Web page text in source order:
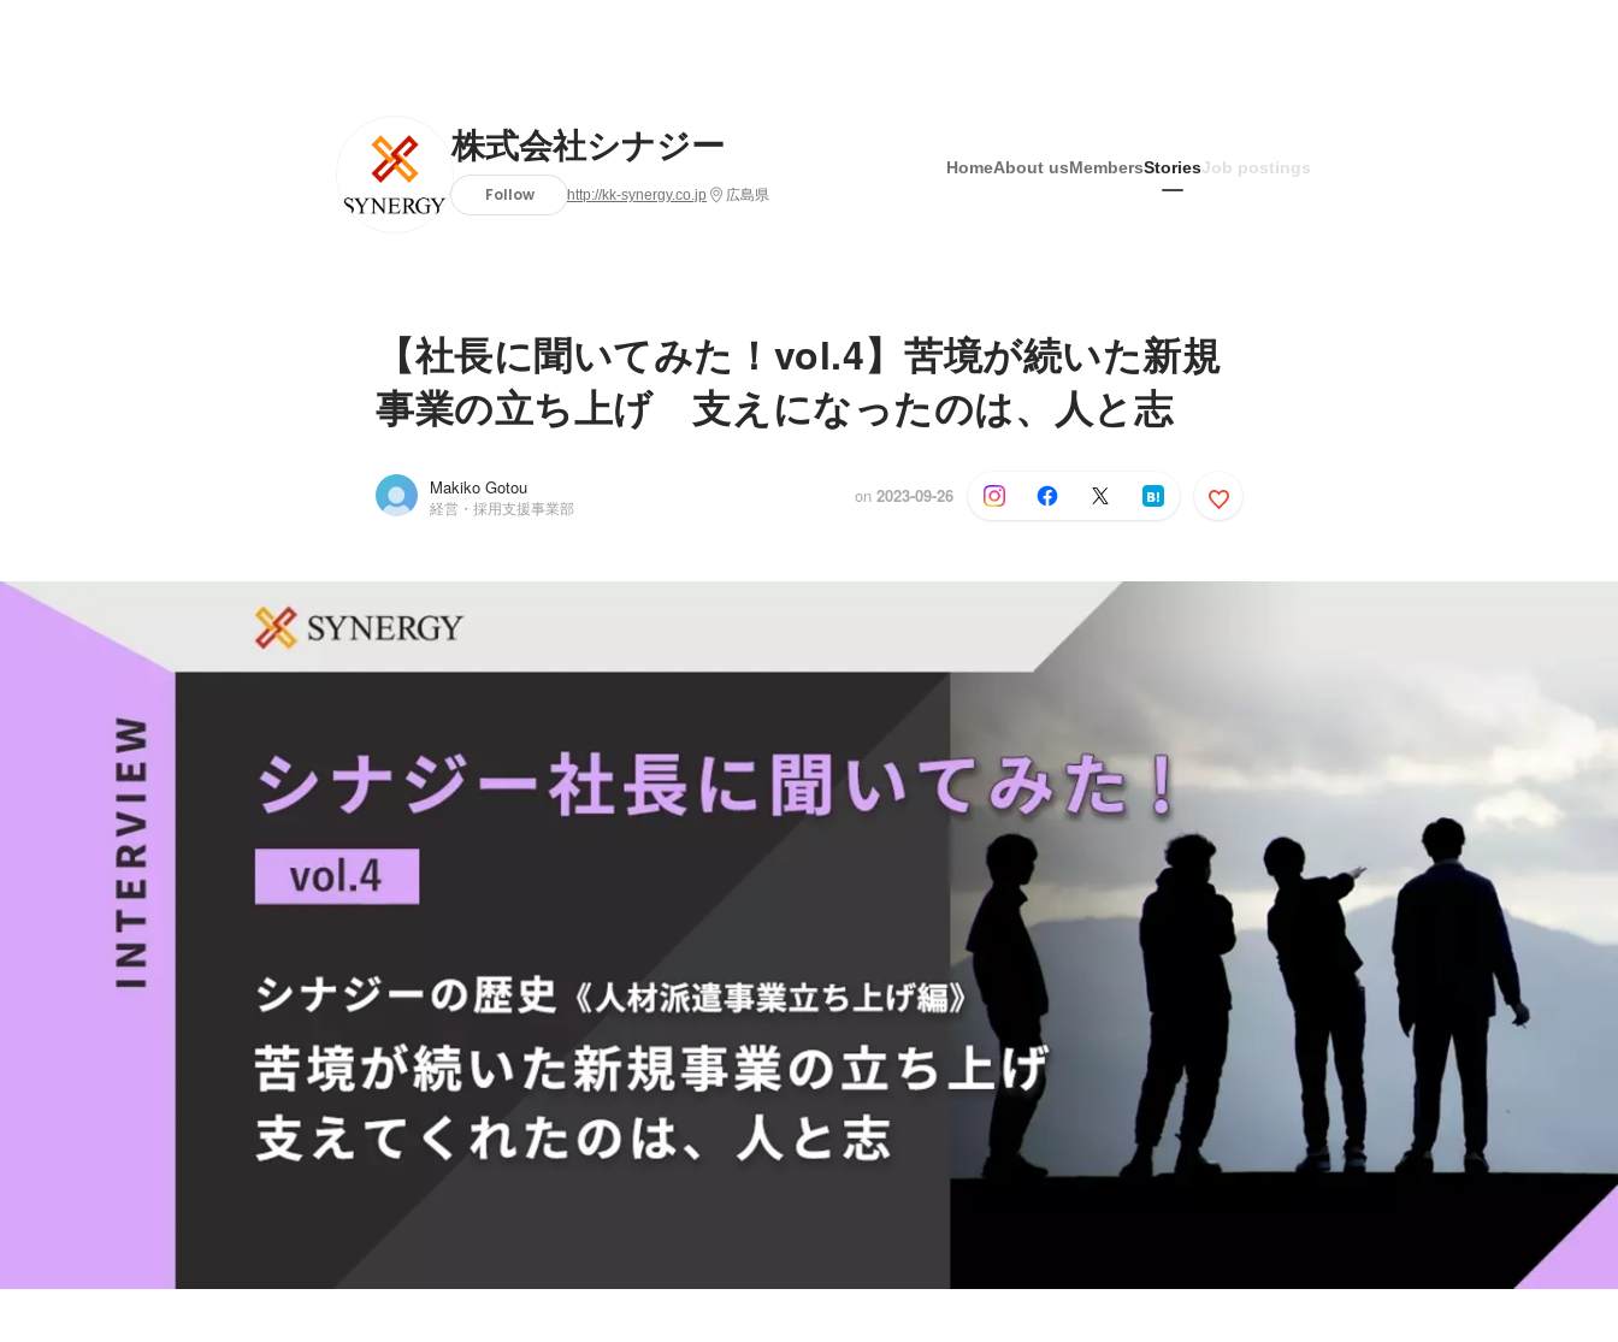
株式会社シナジー
Follow http://kk-synergy.co.jp 広島県
HomeAbout usMembersStoriesJob postings
【社長に聞いてみた！vol.4】苦境が続いた新規
事業の立ち上げ 支えになったのは、人と志
Makiko Gotou
経営・採用支援事業部
on 2023-09-26